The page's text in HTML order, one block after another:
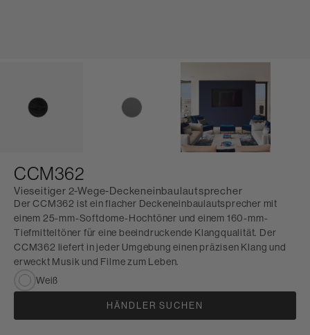
CCM362
Vieseitiger 2-Wege-Deckeneinbaulautsprecher
Der CCM362 ist ein flacher Deckeneinbaulautsprecher mit
einem 25-mm-Softdome-Hochtöner und einem 160-mm-
Tiefmitteltöner für eine beeindruckende Klangqualität. Der
CCM362 liefert in jeder Umgebung einen präzisen Klang und
erweckt Musik und Filme zum Leben.
Weiß
HÄNDLER SUCHEN